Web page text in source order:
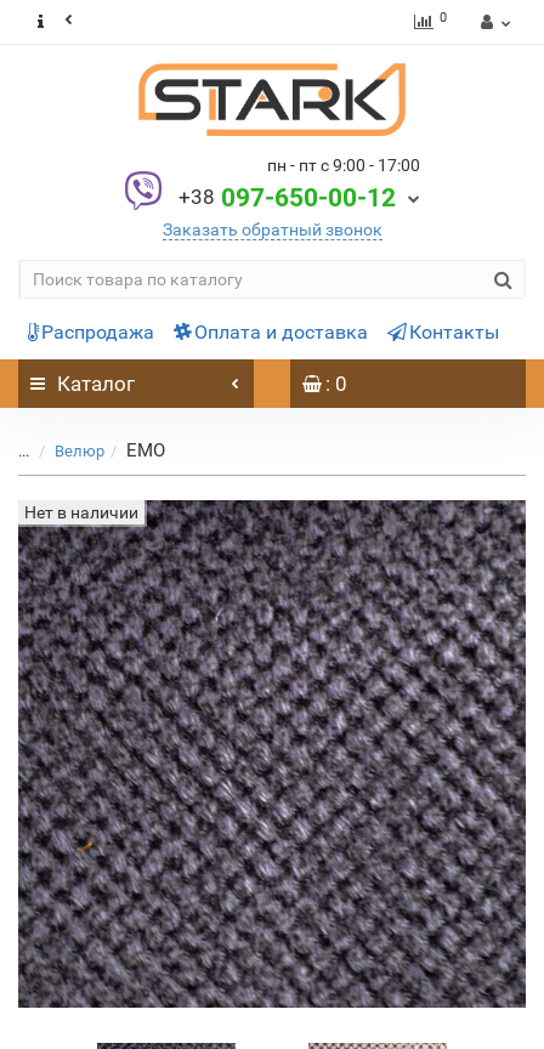
0
пн - пт с 9:00 - 17:00
+38 097-650-00-12
Заказать обратный звонок
Распродажа Оплата и доставка Контакты
Каталог : 0
... Велюр EMO
Нет в наличии